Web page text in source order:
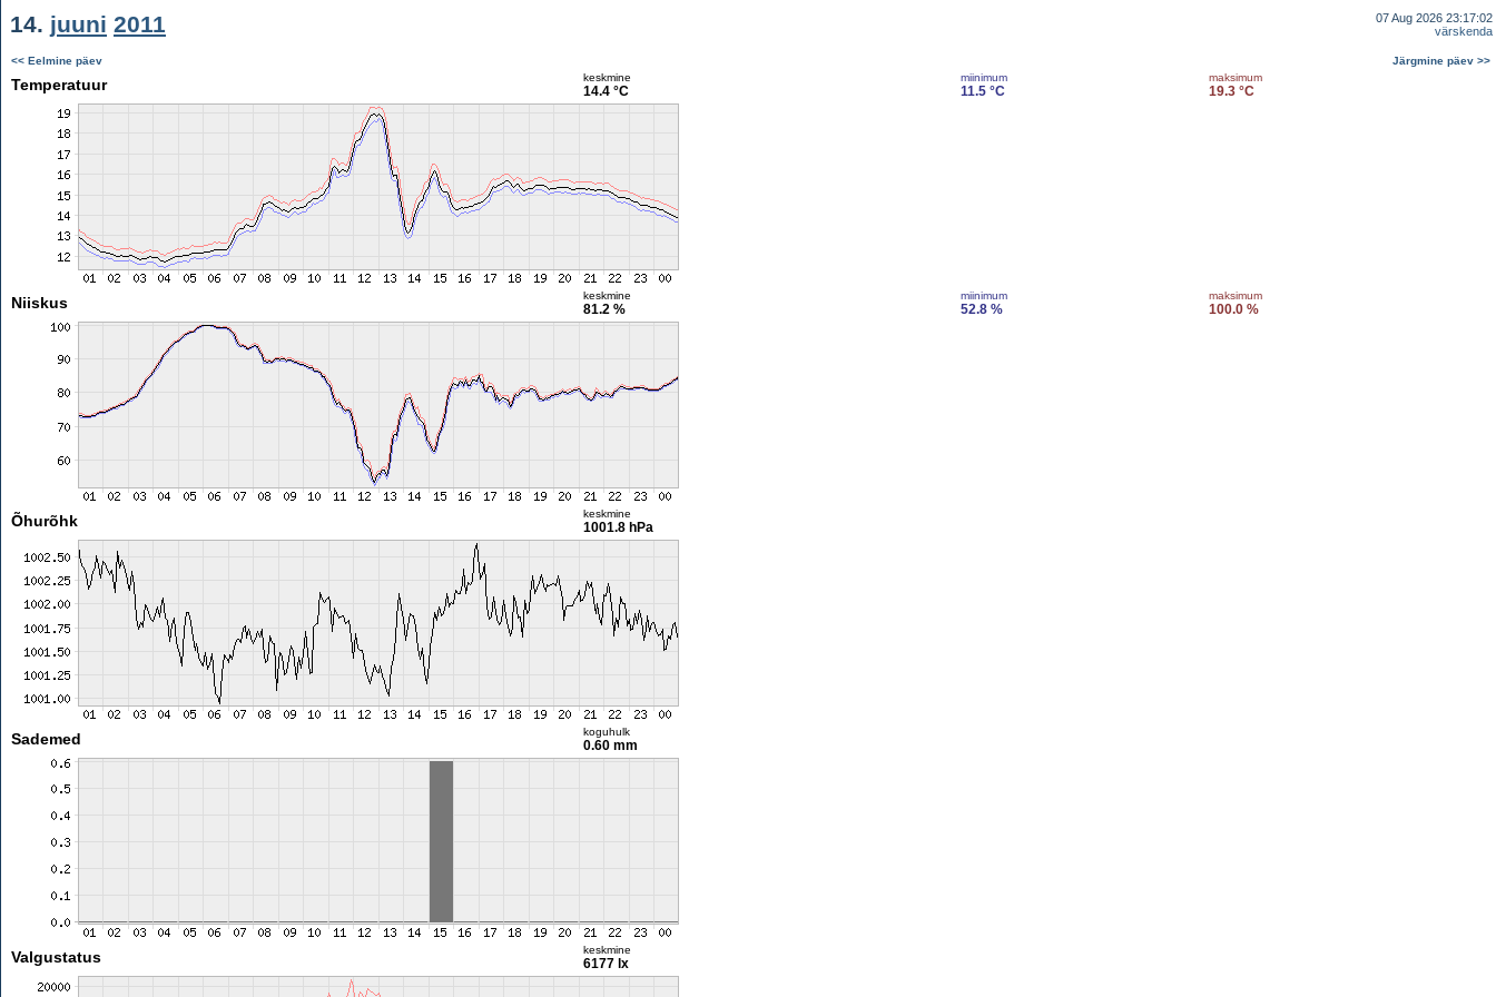
14. juuni 2011
07 Aug 2026 23:17:02
värskenda
<< Eelmine päev Järgmine päev >>
Temperatuur keskmine
14.4 °C
miinimum
11.5 °C
maksimum
19.3 °C
Niiskus keskmine
81.2 %
miinimum
52.8 %
maksimum
100.0 %
Õhurõhk keskmine
1001.8 hPa
Sademed koguhulk
0.60 mm
Valgustatus keskmine
6177 lx